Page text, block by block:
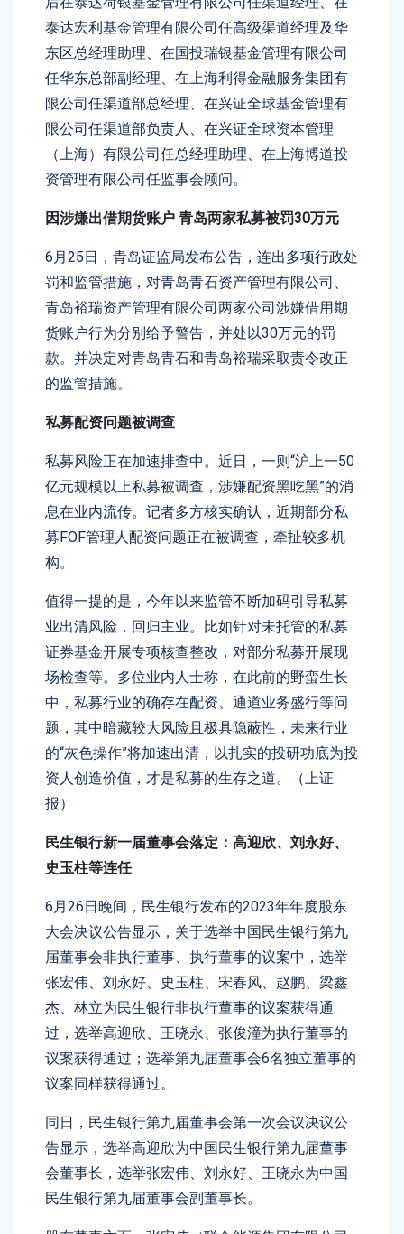
泰达宏利基金管理有限公司任高级渠道经理及华
东区总经理助理、在国投瑞银基金管理有限公司
任华东总部副经理、在上海利得金融服务集团有
限公司任渠道部总经理、在兴证全球基金管理有
限公司任渠道部负责人、在兴证全球资本管理
（上海）有限公司任总经理助理、在上海博道投
资管理有限公司任监事会顾问。
因涉嫌出借期货账户 青岛两家私募被罚30万元
6月25日，青岛证监局发布公告，连出多项行政处
罚和监管措施，对青岛青石资产管理有限公司、
青岛裕瑞资产管理有限公司两家公司涉嫌借用期
货账户行为分别给予警告，并处以30万元的罚
款。并决定对青岛青石和青岛裕瑞采取责令改正
的监管措施。
私募配资问题被调查
私募风险正在加速排查中。近日，一则“沪上一50
亿元规模以上私募被调查，涉嫌配资黑吃黑”的消
息在业内流传。记者多方核实确认，近期部分私
募FOF管理人配资问题正在被调查，牵扯较多机
构。
值得一提的是，今年以来监管不断加码引导私募
业出清风险，回归主业。比如针对未托管的私募
证券基金开展专项核查整改，对部分私募开展现
场检查等。多位业内人士称，在此前的野蛮生长
中，私募行业的确存在配资、通道业务盛行等问
题，其中暗藏较大风险且极具隐蔽性，未来行业
的“灰色操作”将加速出清，以扎实的投研功底为投
资人创造价值，才是私募的生存之道。（上证
报）
民生银行新一届董事会落定：高迎欣、刘永好、
史玉柱等连任
6月26日晚间，民生银行发布的2023年年度股东
大会决议公告显示，关于选举中国民生银行第九
届董事会非执行董事、执行董事的议案中，选举
张宏伟、刘永好、史玉柱、宋春风、赵鹏、梁鑫
杰、林立为民生银行非执行董事的议案获得通
过，选举高迎欣、王晓永、张俊潼为执行董事的
议案获得通过；选举第九届董事会6名独立董事的
议案同样获得通过。
同日，民生银行第九届董事会第一次会议决议公
告显示，选举高迎欣为中国民生银行第九届董事
会董事长，选举张宏伟、刘永好、王晓永为中国
民生银行第九届董事会副董事长。